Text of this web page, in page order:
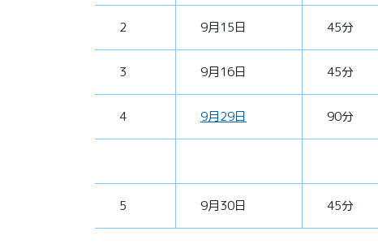
2 9月15日 45分
3 9月16日 45分
4 9月29日 90分
5 9月30日 45分